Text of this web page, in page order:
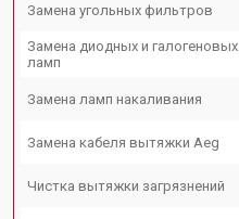
Замена угольных фильтров
Замена диодных и галогеновых
ламп
Замена ламп накаливания
Замена кабеля вытяжки Aeg
Чистка вытяжки загрязнений